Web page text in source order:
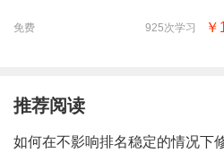
免费 925次学习
推荐阅读
如何在不影响排名稳定的情况下